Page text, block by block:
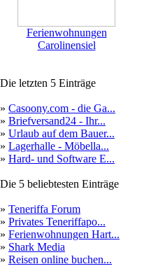
Ferienwohnungen
Carolinensiel
Die letzten 5 Einträge
» Casoony.com - die Ga...
» Briefversand24 - Ihr...
» Urlaub auf dem Bauer...
» Lagerhalle - Möbella...
» Hard- und Software E...
Die 5 beliebtesten Einträge
» Teneriffa Forum
» Privates Teneriffapo...
» Ferienwohnungen Hart...
» Shark Media
» Reisen online buchen...